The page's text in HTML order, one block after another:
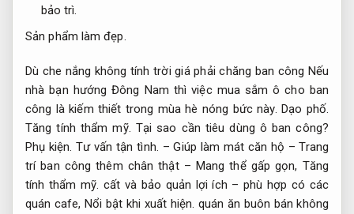
bảo trì.
Sản phẩm làm đẹp.
Dù che nắng không tính trời giá phải chăng ban công Nếu
nhà bạn hướng Đông Nam thì việc mua sắm ô cho ban
công là kiếm thiết trong mùa hè nóng bức này. Dạo phố.
Tăng tính thẩm mỹ. Tại sao cần tiêu dùng ô ban công?
Phụ kiện. Tư vấn tận tình. – Giúp làm mát căn hộ – Trang
trí ban công thêm chân thật – Mang thể gấp gọn, Tăng
tính thẩm mỹ. cất và bảo quản lợi ích – phù hợp có các
quán cafe,Nổi bật khi xuất hiện. quán ăn buôn bán không